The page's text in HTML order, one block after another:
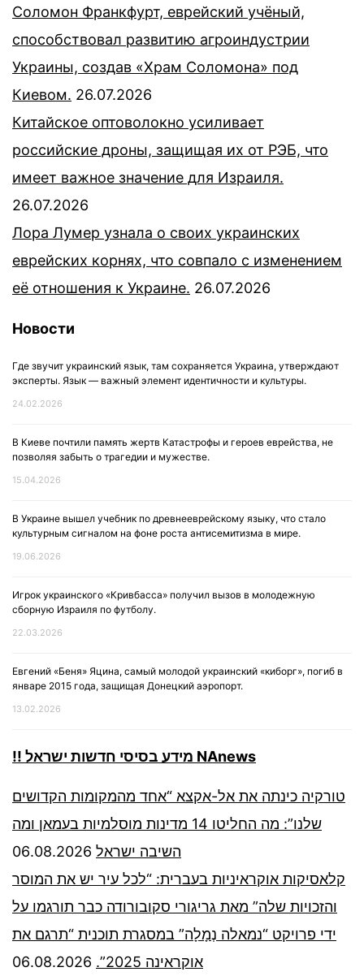
Соломон Франкфурт, еврейский учёный,
способствовал развитию агроиндустрии
Украины, создав «Храм Соломона» под
Киевом. 26.07.2026
Китайское оптоволокно усиливает
российские дроны, защищая их от РЭБ, что
имеет важное значение для Израиля.
26.07.2026
Лора Лумер узнала о своих украинских
еврейских корнях, что совпало с изменением
её отношения к Украине. 26.07.2026
Новости
Где звучит украинский язык, там сохраняется Украина, утверждают
эксперты. Язык — важный элемент идентичности и культуры.
24.02.2026
В Киеве почтили память жертв Катастрофы и героев еврейства, не
позволяя забыть о трагедии и мужестве.
15.04.2026
В Украине вышел учебник по древнееврейскому языку, что стало
культурным сигналом на фоне роста антисемитизма в мире.
19.06.2026
Игрок украинского «Кривбасса» получил вызов в молодежную
сборную Израиля по футболу.
22.03.2026
Евгений «Беня» Яцина, самый молодой украинский «киборг», погиб в
январе 2015 года, защищая Донецкий аэропорт.
13.02.2026
!! מידע בסיסי חדשות ישראל NAnews
טורקיה כינתה את אל-אקצא “אחד מהמקומות הקדושים
שלנו”: מה החליטו 14 מדינות מוסלמיות בעמאן ומה
השיבה ישראל 06.08.2026
קלאסיקות אוקראיניות בעברית: “לכל עיר יש את המוסר
והזכויות שלה” מאת גריגורי סקובורודה כבר תורגמו על
ידי פרויקט “נמאלה נְמָלָה” במסגרת תוכנית “תרגם את
אוקראינה 2025”.
06.08.2026